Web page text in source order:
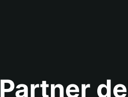
Partner